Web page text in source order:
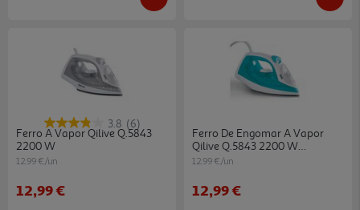
3.8 (6)
Ferro A Vapor Qilive Q.5843
2200 W
12.99 €/un
12,99 €
Ferro De Engomar A Vapor
Qilive Q.5843 2200 W
Turquesa
12.99 €/un
12,99 €